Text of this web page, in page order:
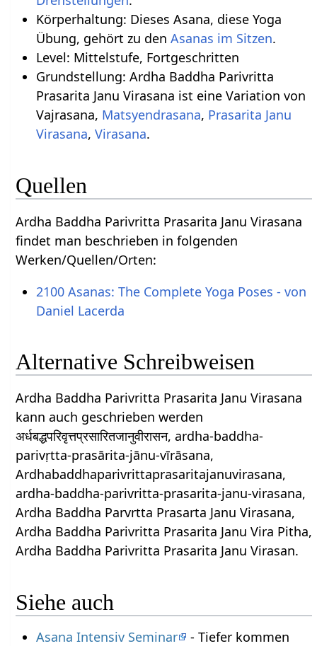
Körperhaltung: Dieses Asana, diese Yoga
Übung, gehört zu den Asanas im Sitzen.
Level: Mittelstufe, Fortgeschritten
Grundstellung: Ardha Baddha Parivritta
Prasarita Janu Virasana ist eine Variation von
Vajrasana, Matsyendrasana, Prasarita Janu
Virasana, Virasana.
Quellen
Ardha Baddha Parivritta Prasarita Janu Virasana
findet man beschrieben in folgenden
Werken/Quellen/Orten:
2100 Asanas: The Complete Yoga Poses - von
Daniel Lacerda
Alternative Schreibweisen
Ardha Baddha Parivritta Prasarita Janu Virasana
kann auch geschrieben werden
अर्धबद्धपरिवृत्तप्रसारितजानुवीरासन, ardha-baddha-
parivṛtta-prasārita-jānu-vīrāsana,
Ardhabaddhaparivrittaprasaritajanuvirasana,
ardha-baddha-parivritta-prasarita-janu-virasana,
Ardha Baddha Parvrtta Prasarta Janu Virasana,
Ardha Baddha Parivritta Prasarita Janu Vira Pitha,
Ardha Baddha Parivritta Prasarita Janu Virasan.
Siehe auch
Asana Intensiv Seminar
- Tiefer kommen